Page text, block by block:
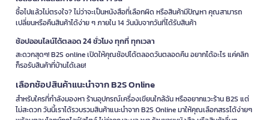
ซื้อไปแล้วไม่ตรงใจ? ไม่ว่าจะเป็นหนังสือที่เลือกผิด หรือสินค้ามีปัญหา คุณสามารถ
เปลี่ยนหรือคืนสินค้าได้ง่าย ๆ ภายใน 14 วันนับจากวันที่ได้รับสินค้า
ช้อปออนไลน์ได้ตลอด 24 ชั่วโมง ทุกที่ ทุกเวลา
สะดวกสุดๆ! B2S online เปิดให้คุณช้อปได้ตลอดวันตลอดคืน อยากได้อะไร แค่คลิก
ก็รอรับสินค้าที่บ้านได้เลย!
เลือกช้อปสินค้าแนะนำจาก B2S Online
สำหรับใครที่กำลังมองหา ร้านอุปกรณ์เครื่องเขียนใกล้ฉัน หรืออยากแวะร้าน B2S แต่
ไม่สะดวก วันนี้เราได้รวบรวมสินค้าแนะนำจาก B2S Online มาให้คุณเลือกสรรได้ง่ายๆ